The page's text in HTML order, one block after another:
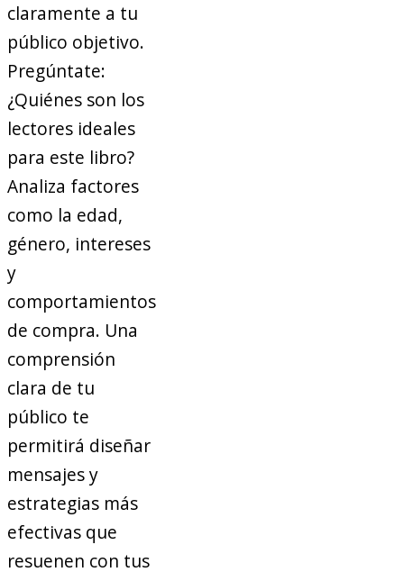
claramente a tu
público objetivo.
Pregúntate:
¿Quiénes son los
lectores ideales
para este libro?
Analiza factores
como la edad,
género, intereses
y
comportamientos
de compra. Una
comprensión
clara de tu
público te
permitirá diseñar
mensajes y
estrategias más
efectivas que
resuenen con tus